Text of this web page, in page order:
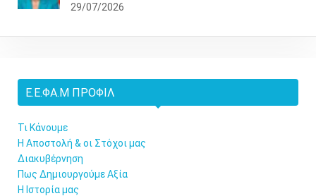
29/07/2026
Ε.Ε.ΦΑ.Μ ΠΡΟΦΊΛ
Τι Κάνουμε
Η Αποστολή & οι Στόχοι μας
Διακυβέρνηση
Πως Δημιουργούμε Αξία
Η Ιστορία μας